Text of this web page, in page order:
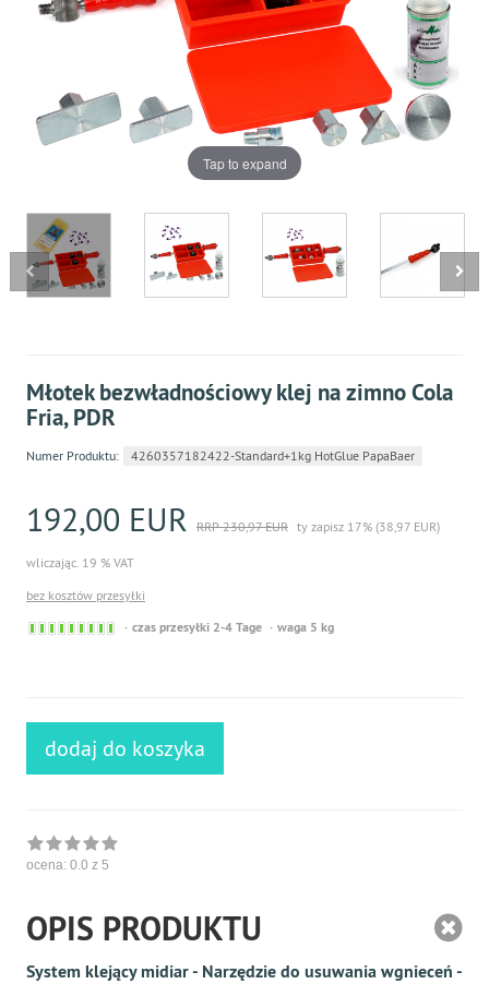
Tap to expand
Młotek bezwładnościowy klej na zimno Cola
Fria, PDR
Numer Produktu: 4260357182422-Standard+1kg HotGlue PapaBaer
192,00 EUR RRP 230,97 EUR ty zapisz 17% (38,97 EUR)
wliczając. 19 % VAT
bez kosztów przesyłki
Sofort
czas przesyłki 2-4 Tage waga 5 kg
dodaj do koszyka
ocena: 0.0 z 5
OPIS PRODUKTU
System klejący midiar - Narzędzie do usuwania wgnieceń -